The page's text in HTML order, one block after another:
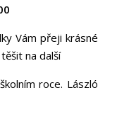
Vám přeji krásné
na další
roce. László